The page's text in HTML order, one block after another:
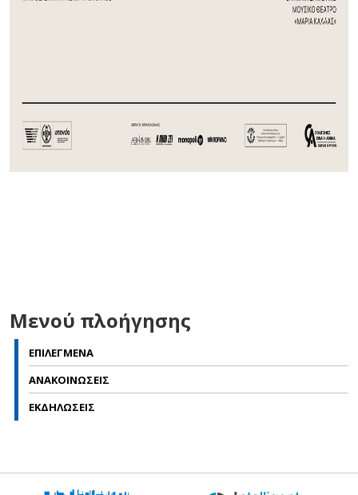
Μενού πλοήγησης
ΕΠΙΛΕΓΜΕΝΑ
ΑΝΑΚΟΙΝΩΣΕΙΣ
ΕΚΔΗΛΩΣΕΙΣ